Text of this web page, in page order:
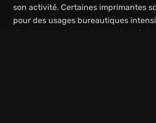
son activité. Certaines imprimantes
pour des usages bureautiques
d’autres conviennent davantage à